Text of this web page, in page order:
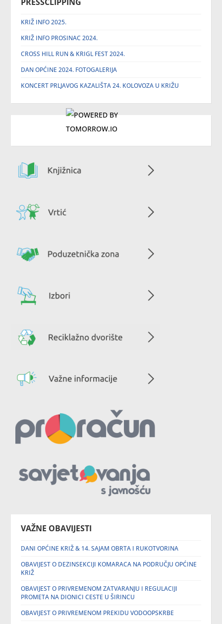
KRIŽ INFO 2025.
KRIŽ INFO PROSINAC 2024.
CROSS HILL RUN & KRIGL FEST 2024.
DAN OPĆINE 2024. FOTOGALERIJA
KONCERT PRLJAVOG KAZALIŠTA 24. KOLOVOZA U KRIŽU
VAŽNE OBAVIJESTI
DANI OPĆINE KRIŽ & 14. SAJAM OBRTA I RUKOTVORINA
OBAVIJEST O DEZINSEKCIJI KOMARACA NA PODRUČJU OPĆINE
KRIŽ
OBAVIJEST O PRIVREMENOM ZATVARANJU I REGULACIJI
PROMETA NA DIONICI CESTE U ŠIRINCU
OBAVIJEST O PRIVREMENOM PREKIDU VODOOPSKRBE